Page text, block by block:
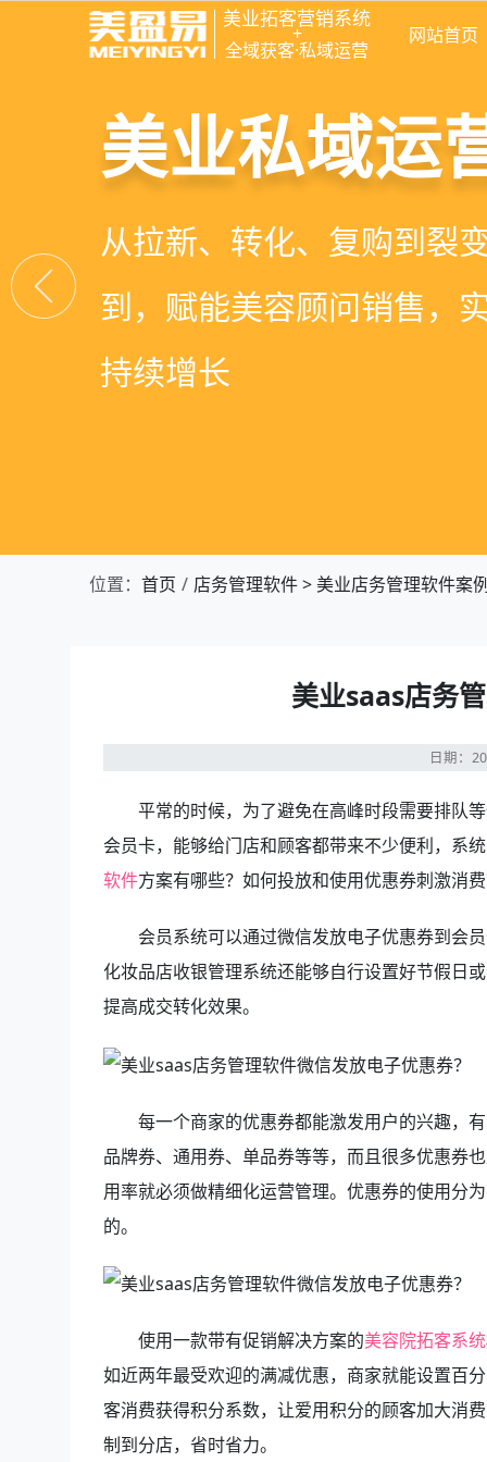
美业拓客营销系统
+
全域获客·私域运营
网站首页
美业拓客，
美业全域引流获客+私域
决美业门店拓、留、锁、
美容院拓客
6套美业拓客营销方案组
客模板，帮助美业商家快
低成本实现客源指数级增
美业私域运
从拉新、转化、复购到裂
到，赋能美容顾问销售，
持续增长
位置： 首页 店务管理软件>美业店务管理软件案
美业saas店务
日期：
平常的时候，为了避免在高峰时段需要排队
会员卡，能够给门店和顾客都带来不少便利，系
软件方案有哪些？如何投放和使用优惠券刺激消
会员系统可以通过微信发放电子优惠券到会
化妆品店收银管理系统还能够自行设置好节假日
提高成交转化效果。
每一个商家的优惠券都能激发用户的兴趣，
品牌券、通用券、单品券等等，而且很多优惠券
用率就必须做精细化运营管理。优惠券的使用分
的。
使用一款带有促销解决方案的美容院拓客系统
如近两年最受欢迎的满减优惠，商家就能设置百
客消费获得积分系数，让爱用积分的顾客加大消
制到分店，省时省力。